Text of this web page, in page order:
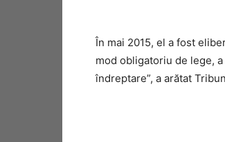
În mai 2015, el a fost
mod obligatoriu de lege,
îndreptare”, a arătat